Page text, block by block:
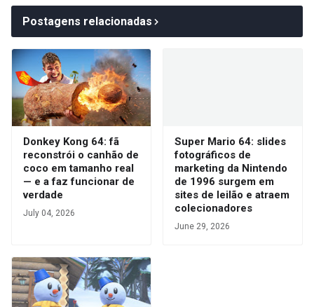
Postagens relacionadas
Donkey Kong 64: fã
reconstrói o canhão de
coco em tamanho real
— e a faz funcionar de
verdade
July 04, 2026
Super Mario 64: slides
fotográficos de
marketing da Nintendo
de 1996 surgem em
sites de leilão e atraem
colecionadores
June 29, 2026